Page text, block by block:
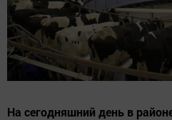
На сегодняшний день в